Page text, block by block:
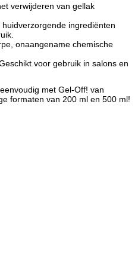
verwijderen van gellak
huidverzorgende ingrediënten
onaangename chemische
voor gebruik in salons en
met Gel-Off! van
formaten van 200 ml en 500 ml!